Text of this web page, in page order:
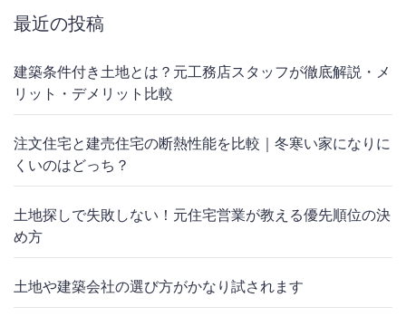
最近の投稿
建築条件付き土地とは？元工務店スタッフが徹底解説・メ
リット・デメリット比較
注文住宅と建売住宅の断熱性能を比較｜冬寒い家になりに
くいのはどっち？
土地探しで失敗しない！元住宅営業が教える優先順位の決
め方
土地や建築会社の選び方がかなり試されます